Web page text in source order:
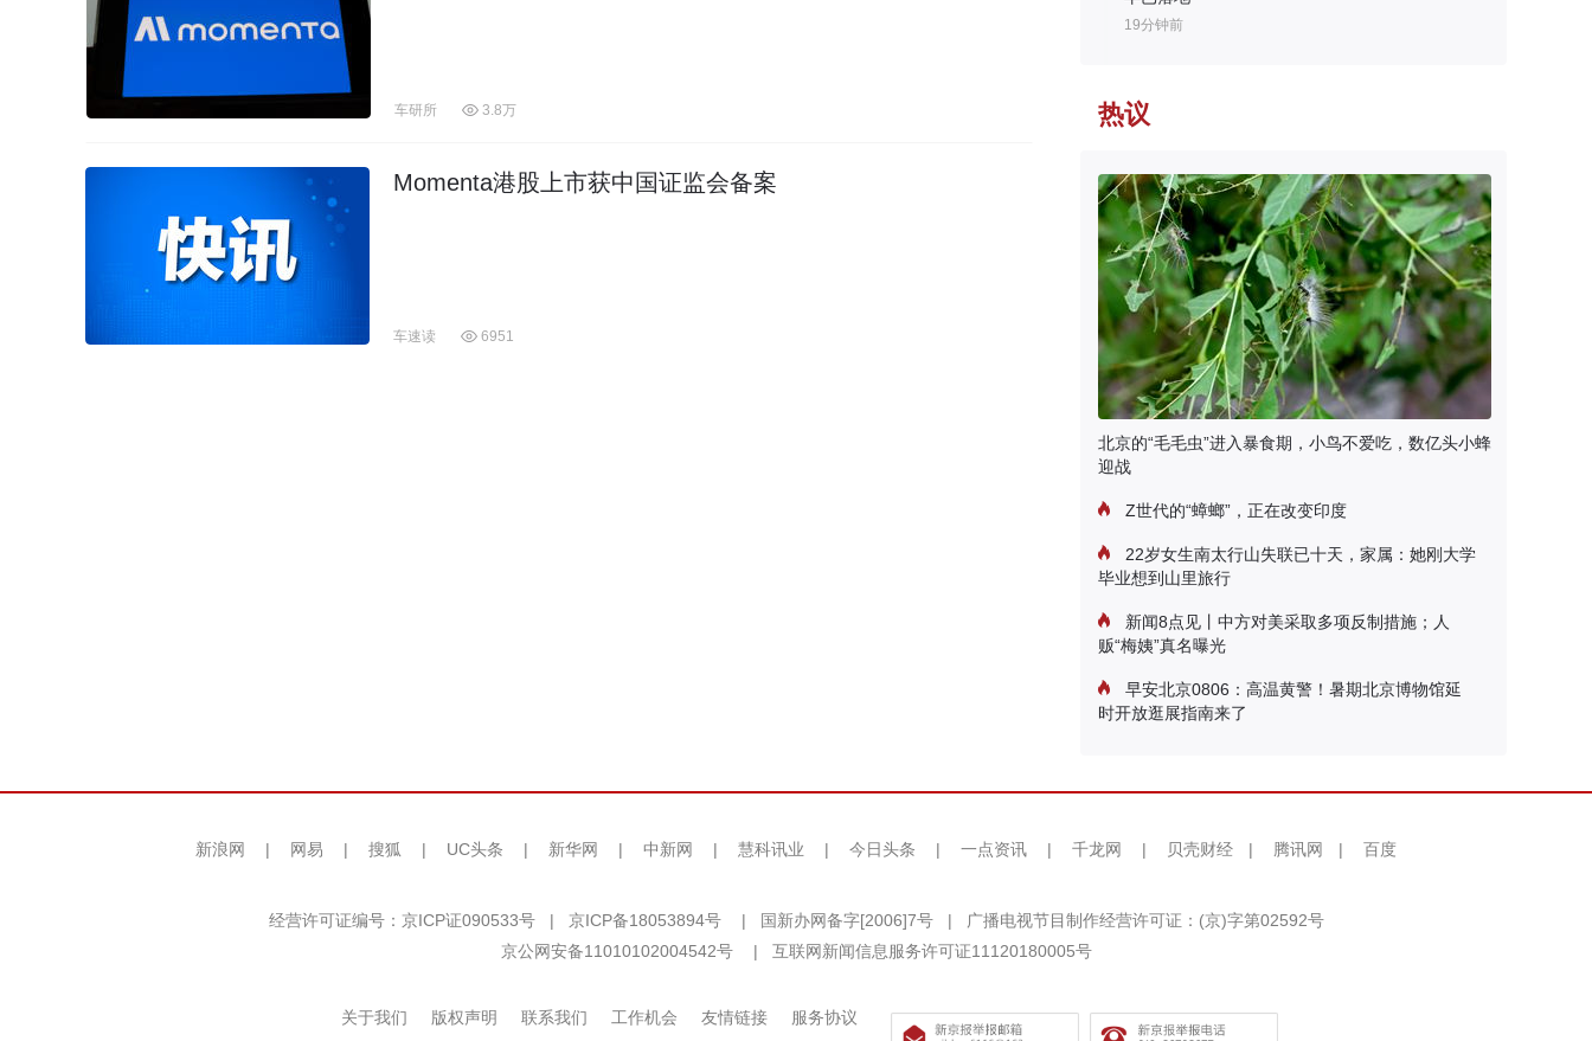
车研所 3.8万
Momenta港股上市获中国证监会备案
车速读 6951
19分钟前
热议
北京的“毛毛虫”进入暴食期，小鸟不爱吃，数亿头小蜂
迎战
Z世代的“蟑螂”，正在改变印度
22岁女生南太行山失联已十天，家属：她刚大学
毕业想到山里旅行
新闻8点见丨中方对美采取多项反制措施；人
贩“梅姨”真名曝光
早安北京0806：高温黄警！暑期北京博物馆延
时开放逛展指南来了
新浪网 | 网易 | 搜狐 | UC头条 | 新华网 | 中新网 | 慧科讯业 | 今日头条 | 一点资讯 | 千龙网 | 贝壳财经 | 腾讯网 | 百度
经营许可证编号：京ICP证090533号 | 京ICP备18053894号 | 国新办网备字[2006]7号 |
广播电视节目制作经营许可证：(京)字第02592号
京公网安备11010102004542号
| 互联网新闻信息服务许可证11120180005号
关于我们 版权声明 联系我们 工作机会 友情链接
服务协议